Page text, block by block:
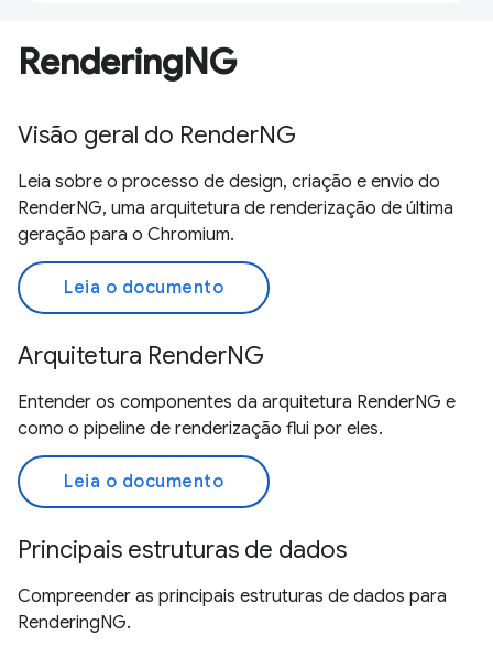
RenderingNG
Visão geral do RenderNG
Leia sobre o processo de design, criação e envio do
RenderNG, uma arquitetura de renderização de última
geração para o Chromium.
Leia o documento
Arquitetura RenderNG
Entender os componentes da arquitetura RenderNG e
como o pipeline de renderização flui por eles.
Leia o documento
Principais estruturas de dados
Compreender as principais estruturas de dados para
RenderingNG.